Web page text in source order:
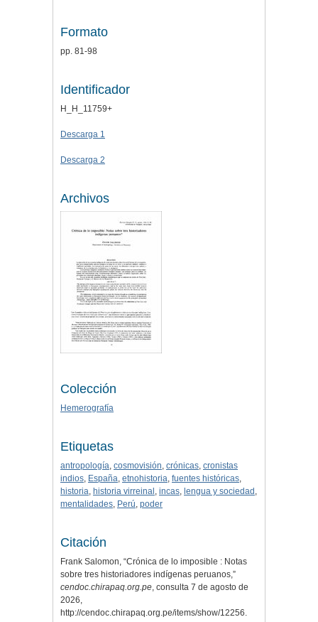
Formato
pp. 81-98
Identificador
H_H_11759+
Descarga 1
Descarga 2
Archivos
Colección
Hemerografía
Etiquetas
antropología, cosmovisión, crónicas, cronistas
indios, España, etnohistoria, fuentes históricas,
historia, historia virreinal , incas, lengua y sociedad ,
mentalidades, Perú, poder
Citación
Frank Salomon, “Crónica de lo imposible : Notas
sobre tres historiadores indígenas peruanos,”
cendoc.chirapaq.org.pe, consulta 7 de agosto de
2026,
http://cendoc.chirapaq.org.pe/items/show/12256.